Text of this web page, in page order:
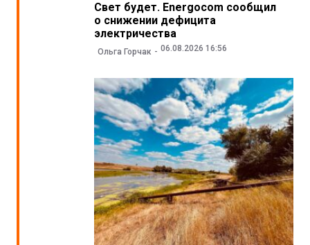
Свет будет. Energocom сообщил
о снижении дефицита
электричества
Ольга Горчак 06.08.2026 16:56